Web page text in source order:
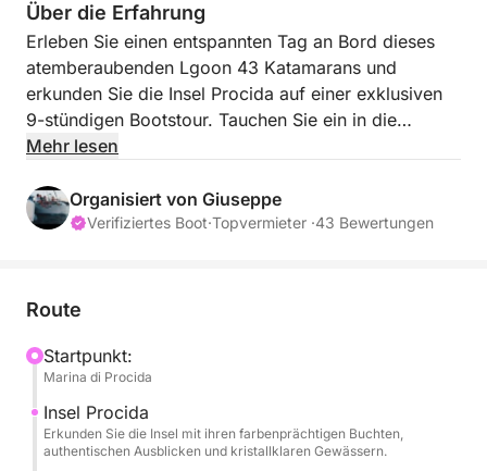
Über die Erfahrung
Erleben Sie einen entspannten Tag an Bord dieses
atemberaubenden Lgoon 43 Katamarans und
erkunden Sie die Insel Procida auf einer exklusiven
9-stündigen Bootstour. Tauchen Sie ein in die
authentische Atmosphäre des Golfs von Neapel ☀️
Abfahrt um 9:00 Uhr von Marina di Procida. Ihre
Fahrt führt Sie entlang einer der bezauberndsten
Ausblicke. Genießen Sie während der Tour die Küste
zwischen entspannenden Momenten an Bord und
Stopps im kristallklaren Wasser rund um die Insel.
Diese Tour ist ideal für alle, die einen ruhigen und
entspannten Tag am Meer verbringen und Sonne,
Mehr lesen
Organisiert von Giuseppe
Verifiziertes Boot·Topvermieter ·43 Bewertungen
Route
Startpunkt:
Marina di Procida
Insel Procida
Erkunden Sie die Insel mit ihren farbenprächtigen Buchten,
authentischen Ausblicken und kristallklaren Gewässern.